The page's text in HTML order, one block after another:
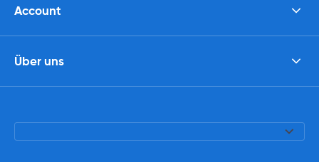
Account
Über uns